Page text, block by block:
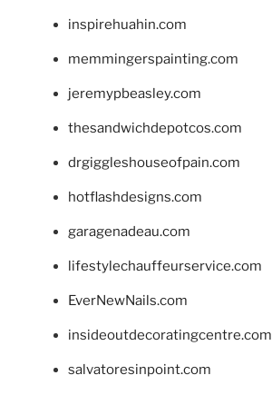
inspirehuahin.com
memmingerspainting.com
jeremypbeasley.com
thesandwichdepotcos.com
drgiggleshouseofpain.com
hotflashdesigns.com
garagenadeau.com
lifestylechauffeurservice.com
EverNewNails.com
insideoutdecoratingcentre.com
salvatoresinpoint.com